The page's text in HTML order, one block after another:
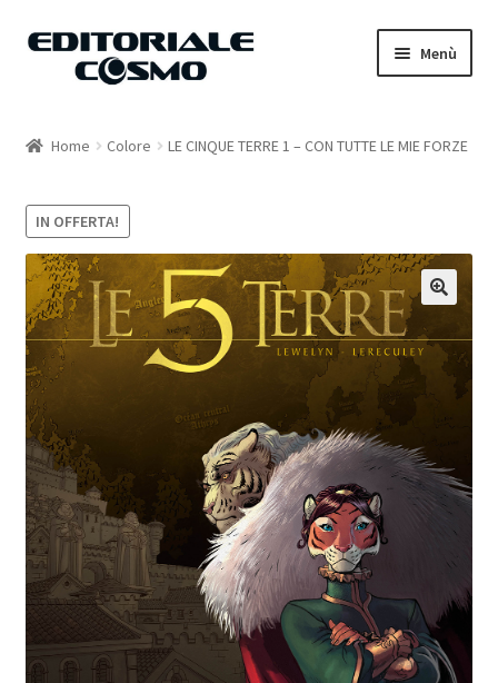
Vai
Vai
Menù
Carrello
Il mio account
Home Colore LE CINQUE TERRE 1 – CON TUTTE LE MIE FORZE
IN OFFERTA!